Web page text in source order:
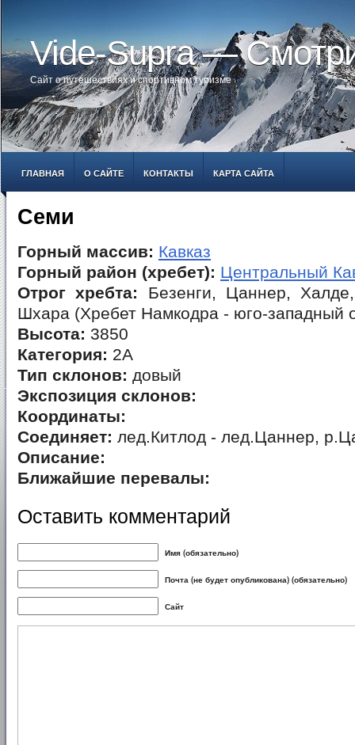
Vide-Supra —
Сайт о путешествиях и спортивном туризме
ГЛАВНАЯ О САЙТЕ КОНТАКТЫ КАРТА САЙТА
Семи
Горный массив: Кавказ
Горный район (хребет): Центральный
Отрог хребта: Безенги, Цаннер,
Шхара (Хребет Намкодра - юго-западный
Высота: 3850
Категория: 2А
Тип склонов: довый
Экспозиция склонов:
Координаты:
Соединяет: лед.Китлод - лед.Цаннер,
Описание:
Ближайшие перевалы:
Оставить комментарий
Имя (обязательно)
Почта (не будет опубликована) (обязательно)
Сайт